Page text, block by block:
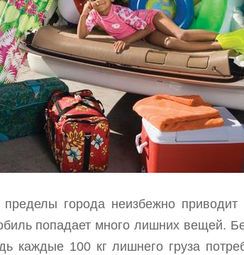
города неизбежно
попадает много лишних вещей.
каждые 100 кг лишнего груза